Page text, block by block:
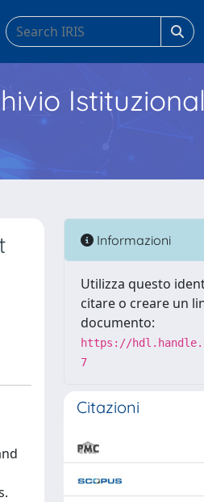
Informazioni
Utilizza questo
citare o creare un
documento:
https://
7
Citazioni